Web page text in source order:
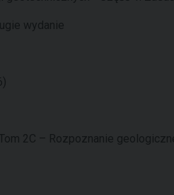
wydanie
2C – Rozpoznanie